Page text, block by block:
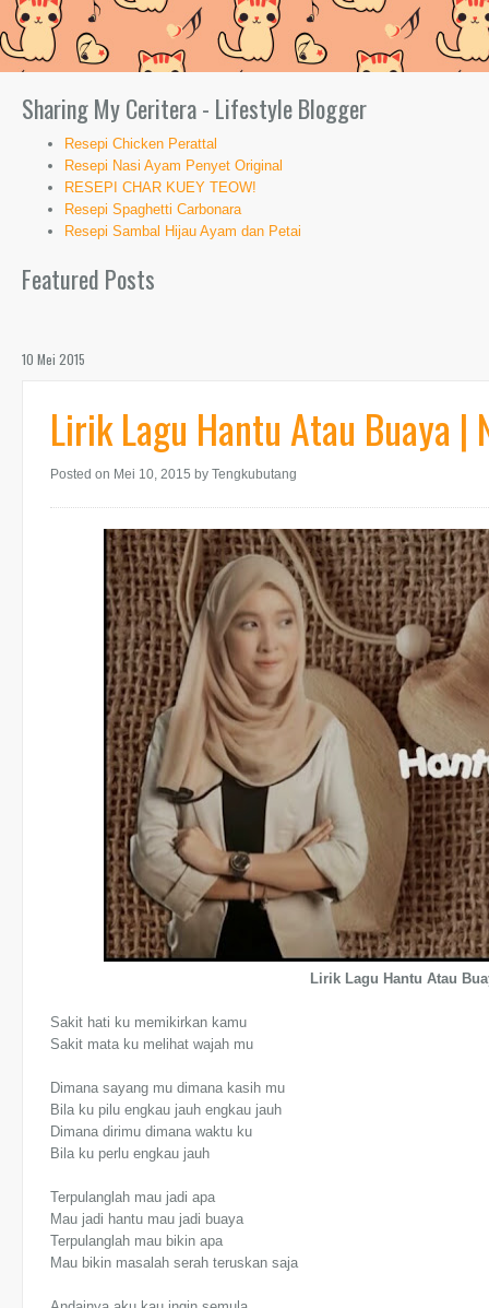
Sharing My Ceritera - Lifestyle Blogger
Resepi Chicken Perattal
Resepi Nasi Ayam Penyet Original
RESEPI CHAR KUEY TEOW!
Resepi Spaghetti Carbonara
Resepi Sambal Hijau Ayam dan Petai
Featured Posts
10 Mei 2015
Lirik Lagu Hantu Atau Buaya |
Posted on Mei 10, 2015 by Tengkubutang
Lirik Lagu Hantu Atau
Sakit hati ku memikirkan kamu
Sakit mata ku melihat wajah mu
Dimana sayang mu dimana kasih mu
Bila ku pilu engkau jauh engkau jauh
Dimana dirimu dimana waktu ku
Bila ku perlu engkau jauh
Terpulanglah mau jadi apa
Mau jadi hantu mau jadi buaya
Terpulanglah mau bikin apa
Mau bikin masalah serah teruskan saja